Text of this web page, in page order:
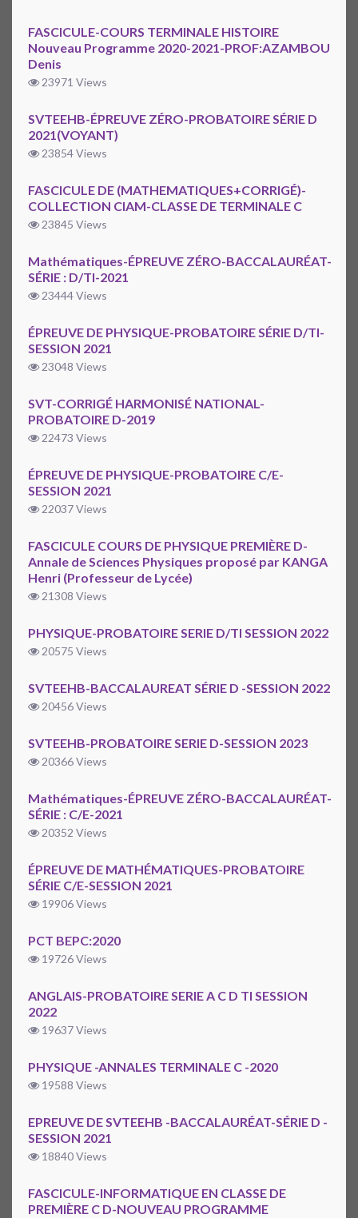
FASCICULE-COURS TERMINALE HISTOIRE
Nouveau Programme 2020-2021-PROF:AZAMBOU
Denis
23971 Views
SVTEEHB-ÉPREUVE ZÉRO-PROBATOIRE SÉRIE D
2021(VOYANT)
23854 Views
FASCICULE DE (MATHEMATIQUES+CORRIGÉ)-
COLLECTION CIAM-CLASSE DE TERMINALE C
23845 Views
Mathématiques-ÉPREUVE ZÉRO-BACCALAURÉAT-
SÉRIE : D/TI-2021
23444 Views
ÉPREUVE DE PHYSIQUE-PROBATOIRE SÉRIE D/TI-
SESSION 2021
23048 Views
SVT-CORRIGÉ HARMONISÉ NATIONAL-
PROBATOIRE D-2019
22473 Views
ÉPREUVE DE PHYSIQUE-PROBATOIRE C/E-
SESSION 2021
22037 Views
FASCICULE COURS DE PHYSIQUE PREMIÈRE D-
Annale de Sciences Physiques proposé par KANGA
Henri (Professeur de Lycée)
21308 Views
PHYSIQUE-PROBATOIRE SERIE D/TI SESSION 2022
20575 Views
SVTEEHB-BACCALAUREAT SÉRIE D -SESSION 2022
20456 Views
SVTEEHB-PROBATOIRE SERIE D-SESSION 2023
20366 Views
Mathématiques-ÉPREUVE ZÉRO-BACCALAURÉAT-
SÉRIE : C/E-2021
20352 Views
ÉPREUVE DE MATHÉMATIQUES-PROBATOIRE
SÉRIE C/E-SESSION 2021
19906 Views
PCT BEPC:2020
19726 Views
ANGLAIS-PROBATOIRE SERIE A C D TI SESSION
2022
19637 Views
PHYSIQUE -ANNALES TERMINALE C -2020
19588 Views
EPREUVE DE SVTEEHB -BACCALAURÉAT-SÉRIE D -
SESSION 2021
18840 Views
FASCICULE-INFORMATIQUE EN CLASSE DE
PREMIÈRE C D-NOUVEAU PROGRAMME